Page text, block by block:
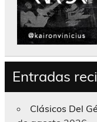
Entradas
Clásicos Del